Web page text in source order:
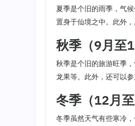
夏季是个旧的雨季，气
置身于仙境之中。此外
秋季（9月至
秋季是个旧的旅游旺季
龙果等。此外，还可以
冬季（12月至
冬季虽然天气有些寒冷